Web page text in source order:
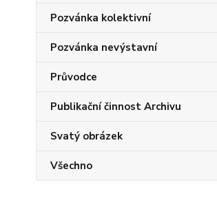
Pozvánka kolektivní
Pozvánka nevýstavní
Průvodce
Publikační činnost Archivu
Svatý obrázek
Všechno